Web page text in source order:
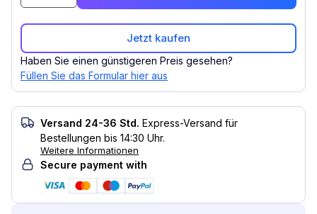
Jetzt kaufen
Haben Sie einen günstigeren Preis gesehen?
Füllen Sie das Formular hier aus
Versand 24-36 Std. Express-Versand für
Bestellungen bis 14:30 Uhr.
Weitere Informationen
Secure payment with